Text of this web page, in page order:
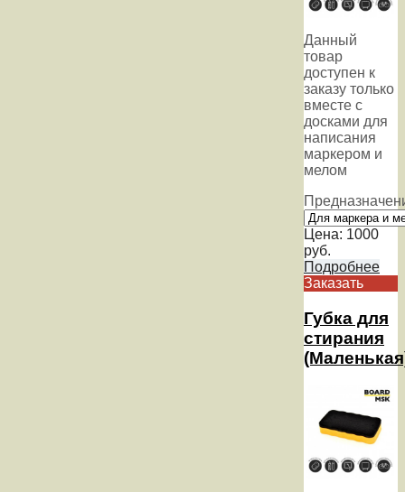
Данный
товар
доступен к
заказу только
вместе с
досками для
написания
маркером и
мелом
Цена: 1000
руб.
Подробнее
Заказать
Губка для
стирания